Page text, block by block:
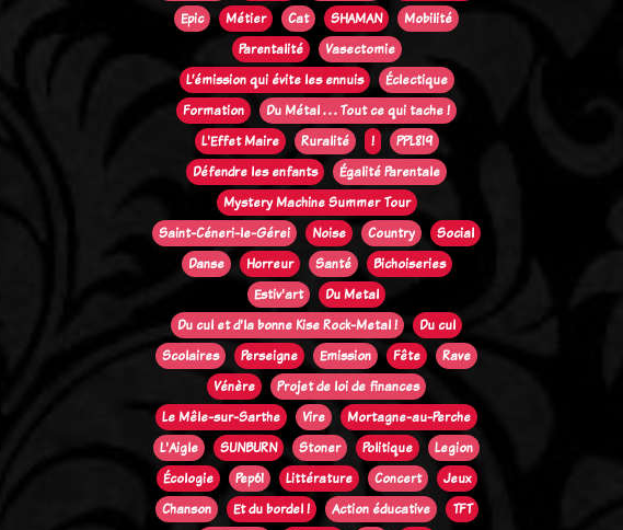
Epic
Métier Cat SHAMAN
Mobilité
Parentalité
Vasectomie
L’émission qui évite les ennuis
Éclectique
Formation
Du Métal . . . Tout ce qui tache !
L'Effet Maire
Ruralité !
PPL819
Défendre les enfants
Égalité Parentale
Mystery Machine Summer Tour
Saint-Céneri-le-Gérei
Noise Country
Social
Danse
Horreur Santé
Bichoiseries
Estiv'art
Du Metal
Du cul et d'la bonne Kise Rock-Metal !
Du cul
Scolaires
Perseigne Emission Fête
Rave
Vénère
Projet de loi de finances
Le Mêle-sur-Sarthe
Vire
Mortagne-au-Perche
L'Aigle
SUNBURN Stoner Politique
Legion
Écologie
Pep61 Littérature Concert
Jeux
Chanson
Et du bordel ! Action éducative
TFT